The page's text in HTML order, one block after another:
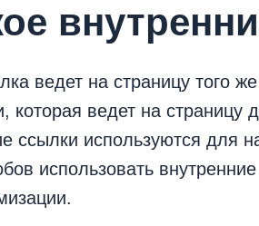
ведет на страницу того
которая ведет на страницу
ссылки используются для
использовать